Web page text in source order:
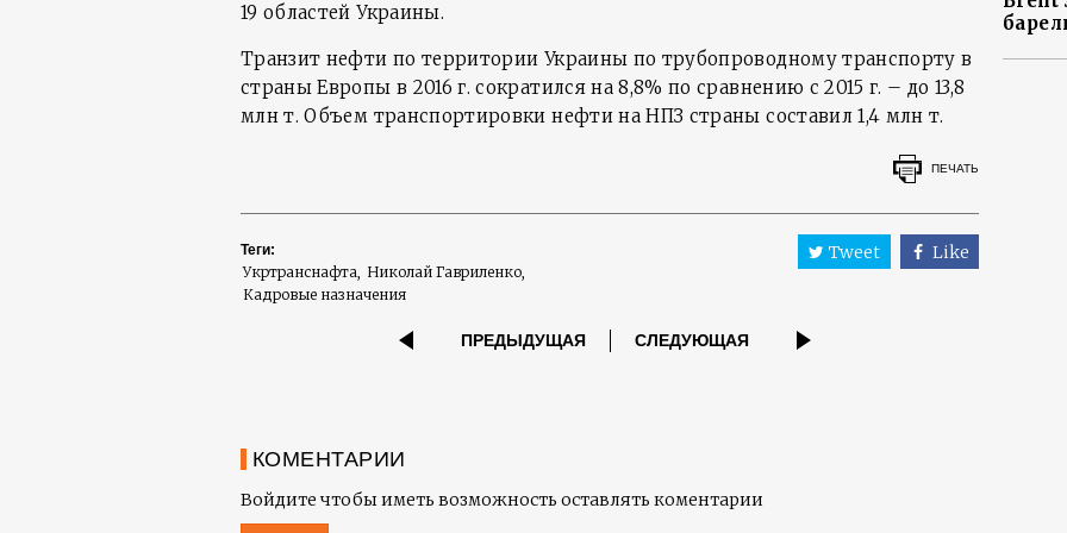
19 областей Украины.
Транзит нефти по территории Украины по трубопроводному транспорту в
страны Европы в 2016 г. сократился на 8,8% по сравнению с 2015 г. – до 13,8
млн т. Объем транспортировки нефти на НПЗ страны составил 1,4 млн т.
ПЕЧАТЬ
Теги:
Укртранснафта Николай Гавриленко
Кадровые назначения
Tweet Like
ПРЕДЫДУЩАЯ СЛЕДУЮЩАЯ
КОМЕНТАРИИ
Войдите чтобы иметь возможность оставлять коментарии